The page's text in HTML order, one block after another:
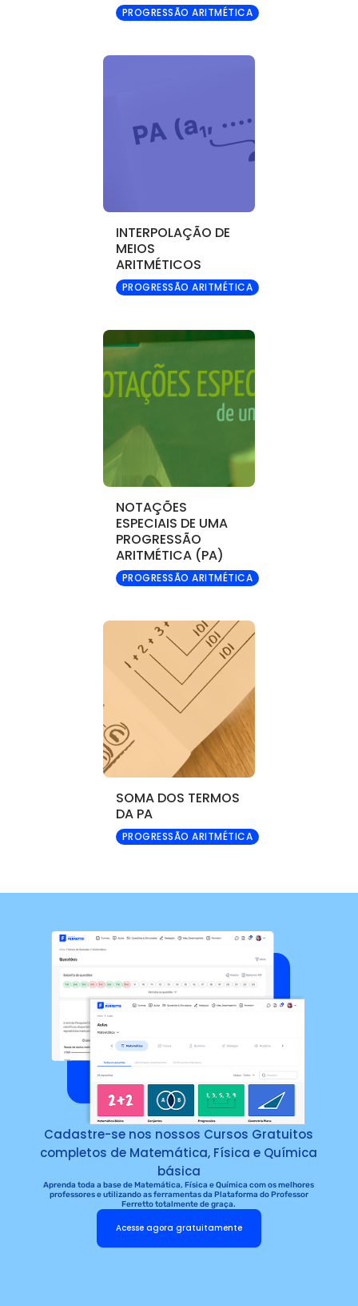
PROGRESSÃO ARITMÉTICA
INTERPOLAÇÃO DE
MEIOS
ARITMÉTICOS
PROGRESSÃO ARITMÉTICA
NOTAÇÕES
ESPECIAIS DE UMA
PROGRESSÃO
ARITMÉTICA (PA)
PROGRESSÃO ARITMÉTICA
SOMA DOS TERMOS
DA PA
PROGRESSÃO ARITMÉTICA
Cadastre-se nos nossos Cursos Gratuitos
completos de Matemática, Física e Química
básica
Aprenda toda a base de Matemática, Física e Química com os melhores
professores e utilizando as ferramentas da Plataforma do Professor
Ferretto totalmente de graça.
Acesse agora gratuitamente